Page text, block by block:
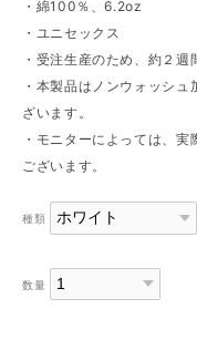
・綿100％、6.2oz
・ユニセックス
・受注生産のため、約２週
・本製品はノンウォッシ
ざいます。
・モニターによっては、
ございます。
種類
数量